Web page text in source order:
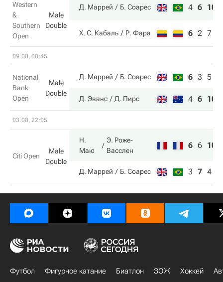
Western
&
Southern
Open
Male
Double
Д. Маррей Б. Соарес 4 6 10
Х. С. Кабаль Р. Фара 6 2 7
09.08, 00:45
National
Bank
Open
Male
Double
Д. Маррей Б. Соарес 6 3 5
Д. Эванс Д. Пирс 4 6 10
03.08, 22:05
Citi Open
Male
Double
Н.
Маю
Э. Роже-
Васслен
6 6 10
Д. Маррей Б. Соарес 3 7 4
Футбол Фигурное катание Биатлон ЗОЖ Хоккей